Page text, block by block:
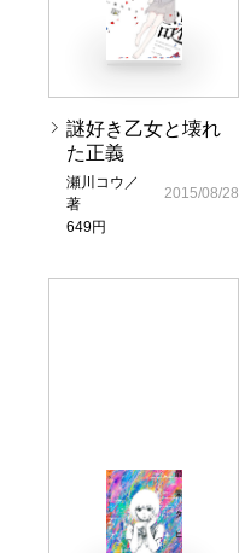
謎好き乙女と壊れ
た正義
瀬川コウ／
著
649円
2015/08/28